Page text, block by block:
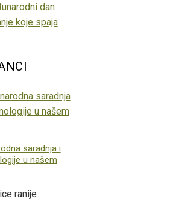
dan
koje spaja
saradnja i
u našem
ranije